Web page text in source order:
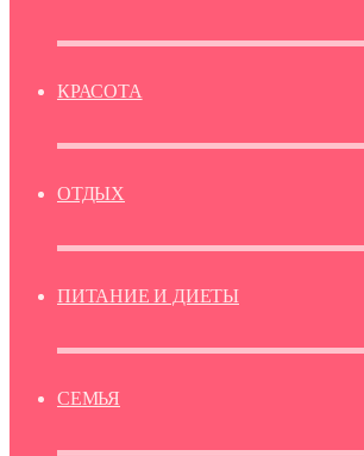
КРАСОТА
ОТДЫХ
ПИТАНИЕ И ДИЕТЫ
СЕМЬЯ